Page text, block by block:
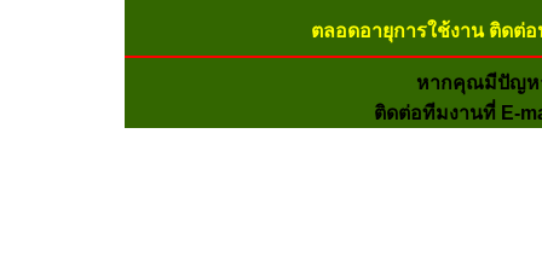
ตลอดอายุการใช้งาน ติดต่
หากคุณมีปัญห
ติดต่อทีมงานที่ E-